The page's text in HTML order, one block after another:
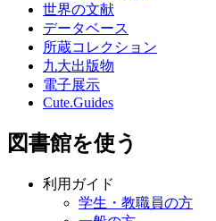
世界の文献
データベース
所蔵コレクション
九大出版物
電子展示
Cute.Guides
図書館を使う
利用ガイド
学生・教職員の方